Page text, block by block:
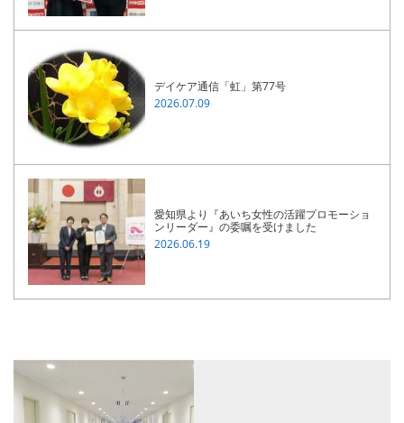
デイケア通信「虹」第77号
2026.07.09
愛知県より『あいち女性の活躍プロモーショ
ンリーダー』の委嘱を受けました
2026.06.19